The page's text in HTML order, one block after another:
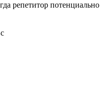
репетитор потенциально